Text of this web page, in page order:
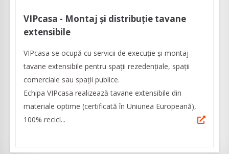
VIPcasa - Montaj și distribuție tavane
extensibile
VIPcasa se ocupă cu servicii de execuţie şi montaj
tavane extensibile pentru spații rezedențiale, spații
comerciale sau spații publice.
Echipa VIPcasa realizează tavane extensibile din
materiale optime (certificată în Uniunea Europeană),
100% recicl...